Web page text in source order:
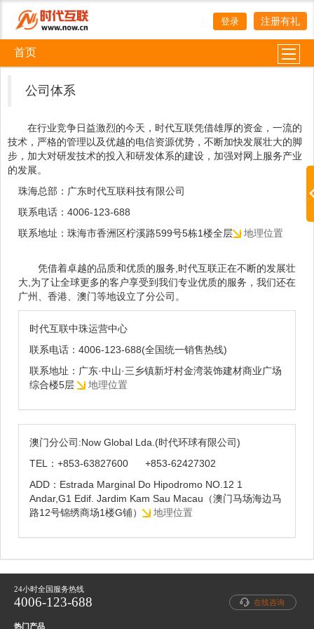
登录 注册有礼
首页
公司体系
在行业竞争日益激烈的今天，时代互联凭借雄厚的资金，一流的
技术，严格的管理以及优越的电信资源优势，不断加快发展壮大的脚
步，加大对研发技术的投入和研发体系的建设，加强对网上服务产业
的发展。
珠海总部：广东时代互联科技有限公司
联系电话：4006-123-688
联系地址：珠海市香洲区柠溪路599号5栋1楼全层
地理位置
凭借着卓越的品质和优质的服务,时代互联正在不断的发展壮
大,为了让全球更多的客户享受到我们专业优质的服务，我们还在
广州、香港、澳门等地设立了分公司。
时代互联中珠运营中心
联系电话：4006-123-688(全国统一销售热线)
联系地址：广东·中山·三乡镇新圩村金湾装饰建材商业广场
综合楼5层
地理位置
澳门分公司:Now Global Lda.(时代环球有限公司)
TEL：+853-63827600 +853-62427302
ADD：Estrada Marginal Do Hipodromo NO.12 1
Andar,G1 Edif. Jardim Kam Sau Macau（澳门马场海边马
路12号锦绣商场1楼G铺）
地理位置
24小时全国服务热线
4006-123-688 在线咨询
热门产品